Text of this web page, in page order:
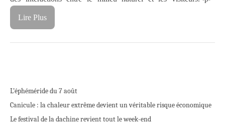
Lire Plus
L’éphéméride du 7 août
Canicule : la chaleur extrême devient un véritable risque économique
Le festival de la dachine revient tout le week-end